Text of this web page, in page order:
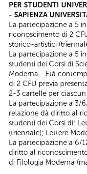
PER STUDENTI
- SAPIENZA
La partecipazione a 5
riconoscimento di 2
storico-artistici
La partecipazione a 5
studenti dei Corsi di
Moderna - Età
di 2 CFU previa
2-3 cartelle per
La partecipazione a 3/
relazione dà diritto al
studenti dei Corsi di:
(triennale); Lettere
La partecipazione a 6/
diritto al
di Filologia Moderna